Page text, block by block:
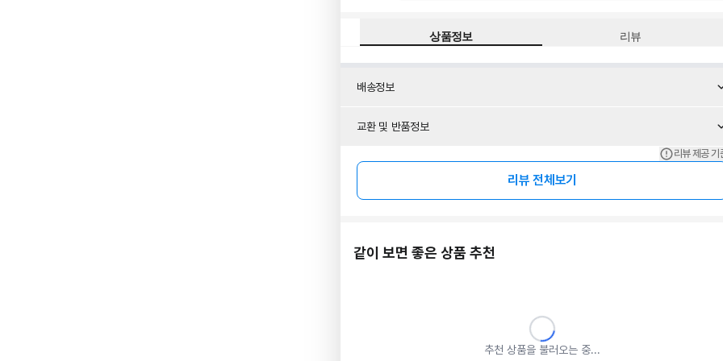
상품정보 리뷰
배송정보
교환 및 반품정보
리뷰 제공 기
리뷰 전체보기
같이 보면 좋은 상품 추천
추천 상품을 불러오는 중...